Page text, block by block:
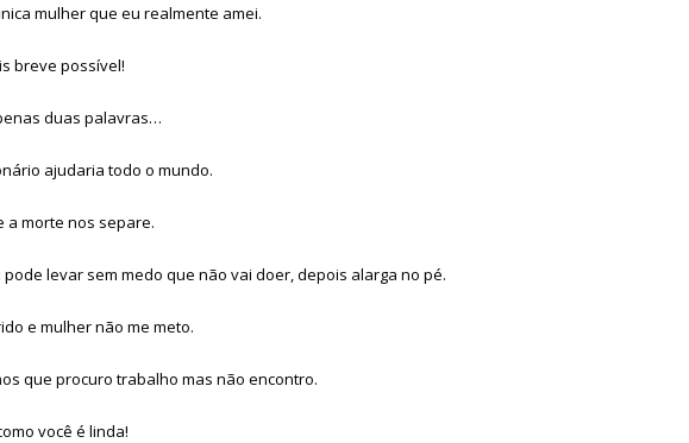
mulher que eu realmente amei.
breve possível!
duas palavras…
ajudaria todo o mundo.
a morte nos separe.
pode levar sem medo que não vai doer, depois alarga no pé.
e mulher não me meto.
que procuro trabalho mas não encontro.
você é linda!